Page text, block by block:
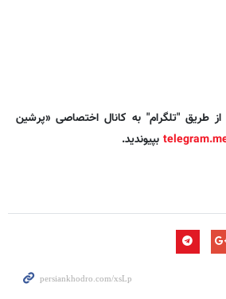
از طریق "تلگرام" به کانال اختصاصی «پرشین
بپیوندید.